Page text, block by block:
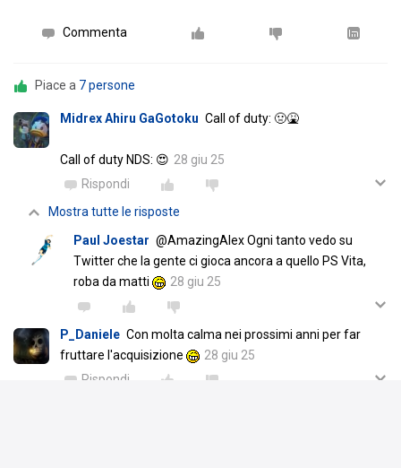
Commenta
Piace a 7 persone
Midrex Ahiru GaGotoku Call of duty: 🤢🤮
Call of duty NDS: 😍 28 giu 25
Rispondi
Mostra tutte le risposte
Paul Joestar @AmazingAlex Ogni tanto vedo su
Twitter che la gente ci gioca ancora a quello PS Vita,
roba da matti
28 giu 25
P_Daniele Con molta calma nei prossimi anni per far
fruttare l'acquisizione
28 giu 25
Rispondi